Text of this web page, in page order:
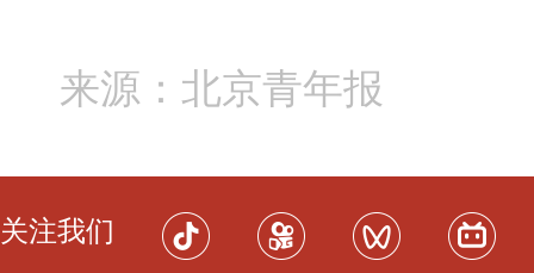
来源：北京青年报
关注我们